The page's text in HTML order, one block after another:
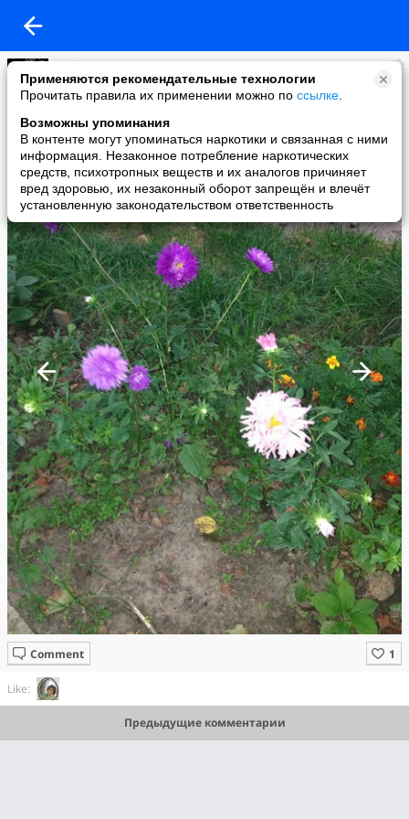
Применяются рекомендательные технологии
Прочитать правила их применении можно по ссылке
Возможны упоминания
В контенте могут упоминаться наркотики и связанная с ними
информация. Незаконное потребление наркотических
средств, психотропных веществ и их аналогов причиняет
вред здоровью, их незаконный оборот запрещён и влечёт
установленную законодательством ответственность
Любовь Платко
added a photo
01 Sep в 22:14
Comment
Like:
Предыдущие комментарии